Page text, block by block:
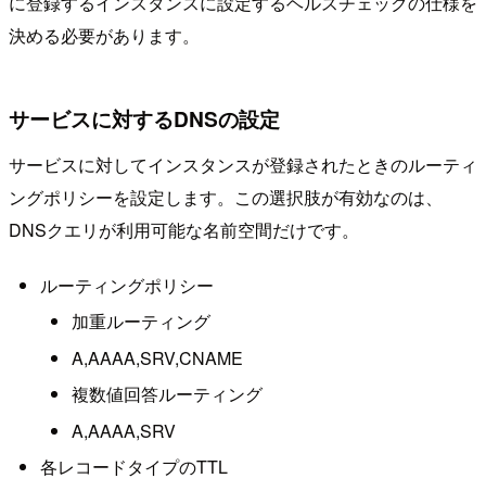
決める必要があります。
サービスに対するDNSの設定
サービスに対してインスタンスが登録されたときのルーティ
ングポリシーを設定します。この選択肢が有効なのは、
DNSクエリが利用可能な名前空間だけです。
ルーティングポリシー
加重ルーティング
A,AAAA,SRV,CNAME
複数値回答ルーティング
A,AAAA,SRV
各レコードタイプのTTL